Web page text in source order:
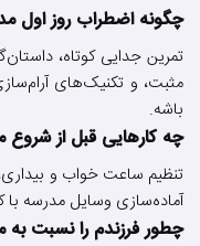
چگونه اضطراب روز اول
تمرین جدایی کوتاه،
مثبت، و تکنیک‌های
باشه.
چه کارهایی قبل از شروع
تنظیم ساعت خواب و
آماده‌سازی وسایل مدرسه
چطور فرزندم را نسبت